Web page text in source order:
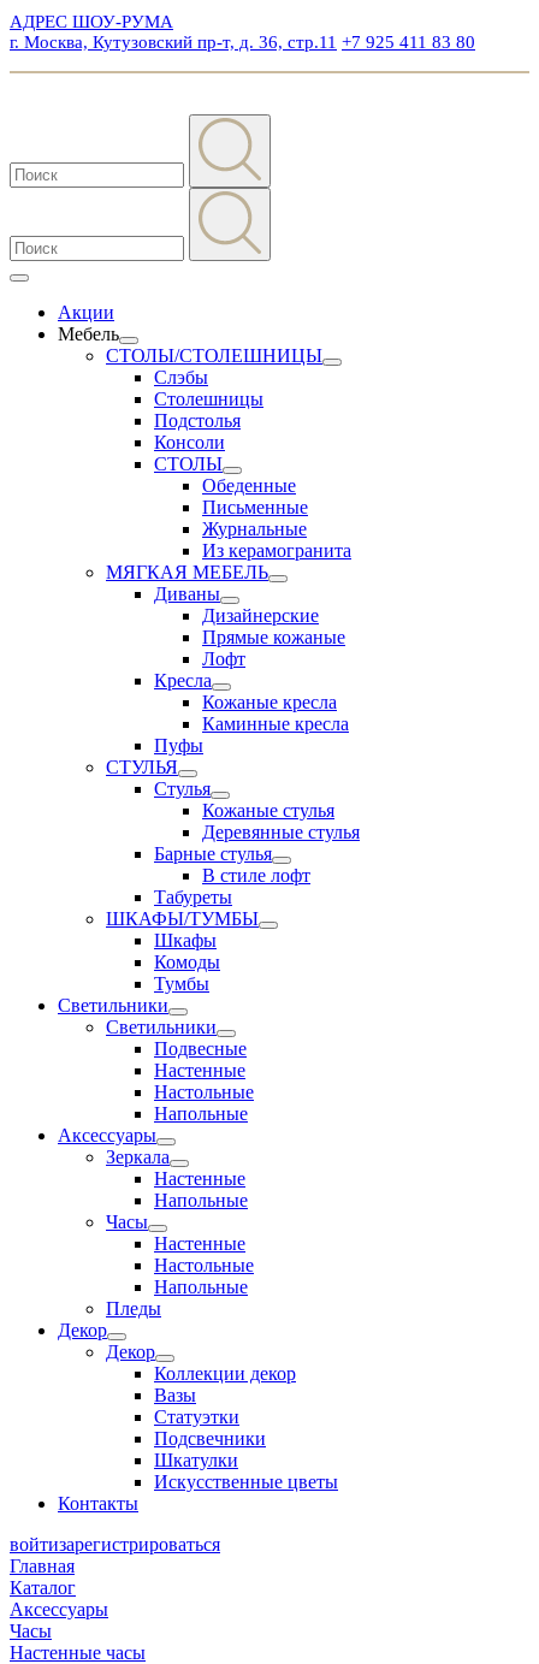
АДРЕС ШОУ-РУМА
г. Москва, Кутузовский пр-т, д. 36, стр.11 +7 925 411 83 80
Акции
Мебель
СТОЛЫ/СТОЛЕШНИЦЫ
Слэбы
Столешницы
Подстолья
Консоли
СТОЛЫ
Обеденные
Письменные
Журнальные
Из керамогранита
МЯГКАЯ МЕБЕЛЬ
Диваны
Дизайнерские
Прямые кожаные
Лофт
Кресла
Кожаные кресла
Каминные кресла
Пуфы
СТУЛЬЯ
Стулья
Кожаные стулья
Деревянные стулья
Барные стулья
В стиле лофт
Табуреты
ШКАФЫ/ТУМБЫ
Шкафы
Комоды
Тумбы
Светильники
Светильники
Подвесные
Настенные
Настольные
Напольные
Аксессуары
Зеркала
Настенные
Напольные
Часы
Настенные
Настольные
Напольные
Пледы
Декор
Декор
Коллекции декор
Вазы
Статуэтки
Подсвечники
Шкатулки
Искусственные цветы
Контакты
войтизарегистрироваться
Главная
Каталог
Аксессуары
Часы
Настенные часы